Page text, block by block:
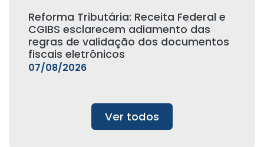
Reforma Tributária: Receita Federal e
CGIBS esclarecem adiamento das
regras de validação dos documentos
fiscais eletrônicos
07/08/2026
Ver todos